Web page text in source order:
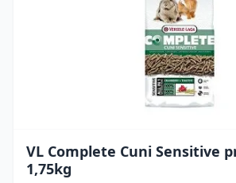
VL Complete Cuni Sensitive
1,75kg